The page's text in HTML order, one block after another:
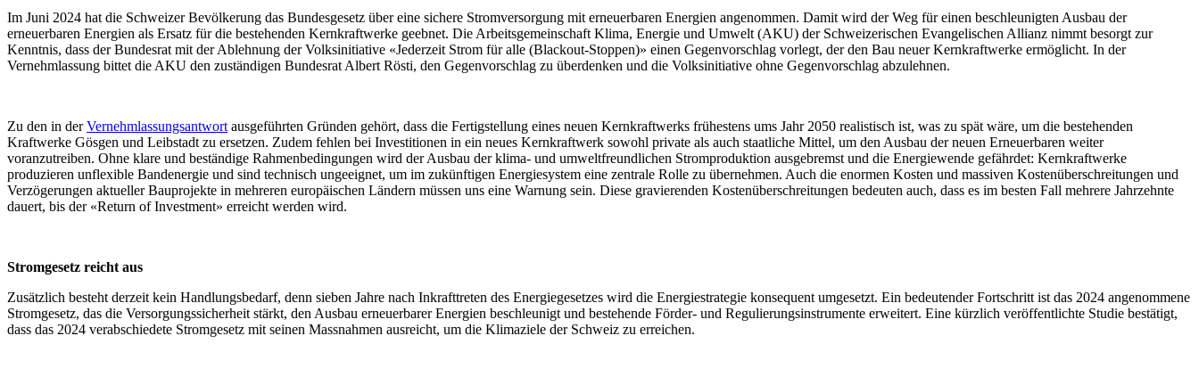
Im Juni 2024 hat die Schweizer Bevölkerung das Bundesgesetz über eine sichere Stromversorgung mit erneuerbaren Energien angenommen. Damit wird der Weg für einen beschleunigten Ausbau der
erneuerbaren Energien als Ersatz für die bestehenden Kernkraftwerke geebnet. Die Arbeitsgemeinschaft Klima, Energie und Umwelt (AKU) der Schweizerischen Evangelischen Allianz nimmt besorgt zur
Kenntnis, dass der Bundesrat mit der Ablehnung der Volksinitiative «Jederzeit Strom für alle (Blackout-Stoppen)» einen Gegenvorschlag vorlegt, der den Bau neuer Kernkraftwerke ermöglicht. In der
Vernehmlassung bittet die AKU den zuständigen Bundesrat Albert Rösti, den Gegenvorschlag zu überdenken und die Volksinitiative ohne Gegenvorschlag abzulehnen.
Zu den in derVernehmlassungsantwort ausgeführten Gründen gehört, dass die Fertigstellung eines neuen Kernkraftwerks frühestens ums Jahr 2050 realistisch ist, was zu spät wäre, um die bestehenden
Kraftwerke Gösgen und Leibstadt zu ersetzen. Zudem fehlen bei Investitionen in ein neues Kernkraftwerk sowohl private als auch staatliche Mittel, um den Ausbau der neuen Erneuerbaren weiter
voranzutreiben. Ohne klare und beständige Rahmenbedingungen wird der Ausbau der klima- und umweltfreundlichen Stromproduktion ausgebremst und die Energiewende gefährdet: Kernkraftwerke
produzieren unflexible Bandenergie und sind technisch ungeeignet, um im zukünftigen Energiesystem eine zentrale Rolle zu übernehmen. Auch die enormen Kosten und massiven Kostenüberschreitungen und
Verzögerungen aktueller Bauprojekte in mehreren europäischen Ländern müssen uns eine Warnung sein. Diese gravierenden Kostenüberschreitungen bedeuten auch, dass es im besten Fall mehrere Jahrzehnte
dauert, bis der «Return of Investment» erreicht werden wird.
Stromgesetz reicht aus
Zusätzlich besteht derzeit kein Handlungsbedarf, denn sieben Jahre nach Inkrafttreten des Energiegesetzes wird die Energiestrategie konsequent umgesetzt. Ein bedeutender Fortschritt ist das 2024 angenommene
Stromgesetz, das die Versorgungssicherheit stärkt, den Ausbau erneuerbarer Energien beschleunigt und bestehende Förder- und Regulierungsinstrumente erweitert. Eine kürzlich veröffentlichte Studie bestätigt,
dass das 2024 verabschiedete Stromgesetz mit seinen Massnahmen ausreicht, um die Klimaziele der Schweiz zu erreichen.